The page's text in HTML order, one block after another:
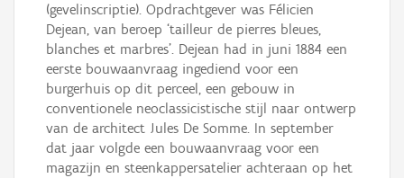
(gevelinscriptie). Opdrachtgever was Félicien
Dejean, van beroep ‘tailleur de pierres bleues,
blanches et marbres’. Dejean had in juni 1884 een
eerste bouwaanvraag ingediend voor een
burgerhuis op dit perceel, een gebouw in
conventionele neoclassicistische stijl naar ontwerp
van de architect Jules De Somme. In september
dat jaar volgde een bouwaanvraag voor een
magazijn en steenkappersatelier achteraan op het